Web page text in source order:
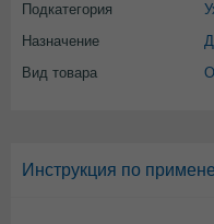
Подкатегория
Назначение
Вид товара
Инструкция по